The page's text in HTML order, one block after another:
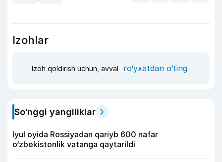
Izohlar
Izoh qoldirish uchun, avval ro‘yxatdan o‘ting
So‘nggi yangiliklar
Iyul oyida Rossiyadan qariyb 600 nafar
o‘zbekistonlik vatanga qaytarildi